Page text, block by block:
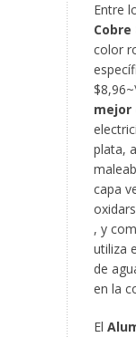
Entre
color
mejor
plata,
capa
, y
utiliza
de
en la
El